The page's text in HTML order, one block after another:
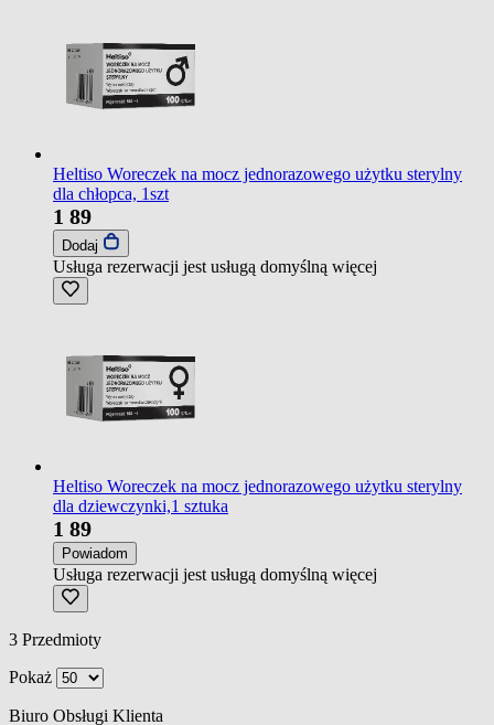
Heltiso Woreczek na mocz jednorazowego użytku sterylny
dla chłopca, 1szt
1 89
Dodaj
Usługa rezerwacji jest usługą domyślną więcej
Heltiso Woreczek na mocz jednorazowego użytku sterylny
dla dziewczynki,1 sztuka
1 89
Powiadom
Usługa rezerwacji jest usługą domyślną więcej
3 Przedmioty
Pokaż
Biuro Obsługi Klienta